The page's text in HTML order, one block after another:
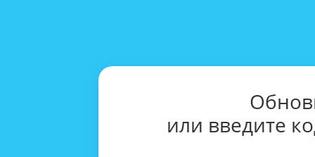
или введите